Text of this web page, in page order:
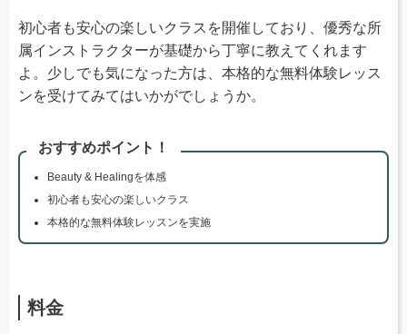
初心者も安心の楽しいクラスを開催しており、優秀な所
属インストラクターが基礎から丁寧に教えてくれます
よ。少しでも気になった方は、本格的な無料体験レッス
ンを受けてみてはいかがでしょうか。
おすすめポイント！
Beauty & Healingを体感
初心者も安心の楽しいクラス
本格的な無料体験レッスンを実施
料金